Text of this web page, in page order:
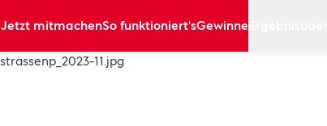
Jetzt mitmachenSo funktioniert'sGewinne